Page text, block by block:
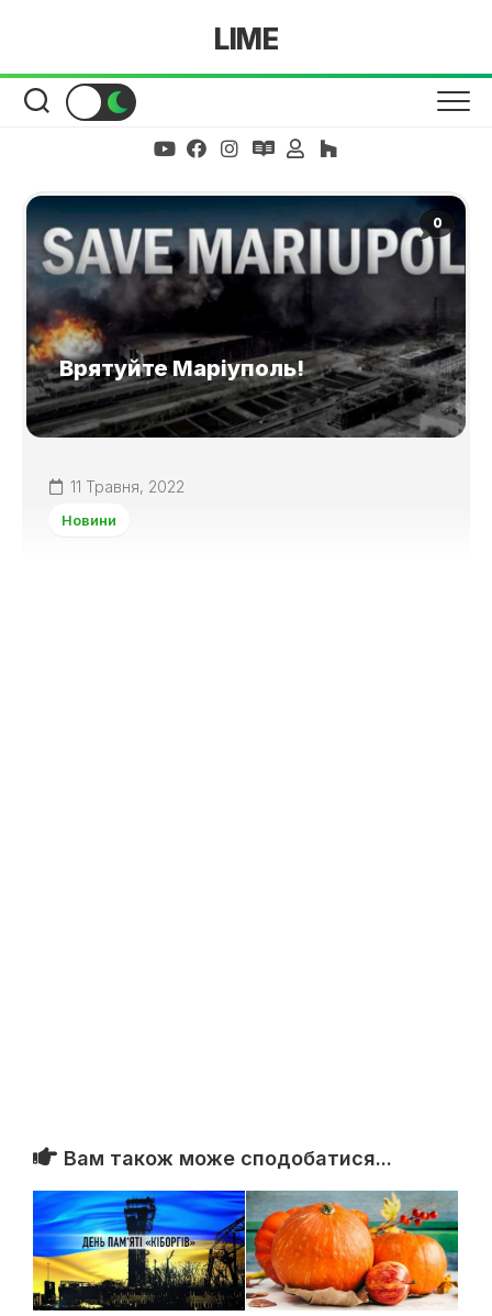
LIME
0
Врятуйте Маріуполь!
11 Травня, 2022
Новини
Вам також може сподобатися...